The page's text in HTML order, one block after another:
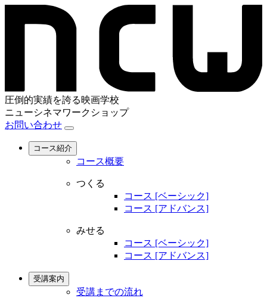
圧倒的実績を誇る映画学校
ニューシネマワークショップ
お問い合わせ
コース紹介
コース概要
つくる
コース [ベーシック]
コース [アドバンス]
みせる
コース [ベーシック]
コース [アドバンス]
受講案内
受講までの流れ